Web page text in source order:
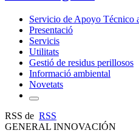
Servicio de Apoyo Técnico
Presentació
Servicis
Utilitats
Gestió de residus perillosos
Informació ambiental
Novetats
RSS de RSS
GENERAL INNOVACIÓN